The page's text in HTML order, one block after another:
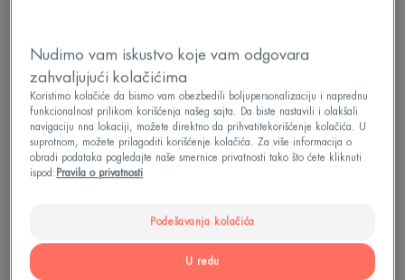
Krema za relipidaciju za veoma suvu kožu sklonu
svrabu. Takođe pogodna za osobe sklone
Protiv svraba - 0% konzervansa - Nekomedogeno
Nudimo vam iskustvo koje vam odgovara
zahvaljujući kolačićima
Koristimo kolačiće da bismo vam obezbedili boljupersonalizaciju i naprednu
funkcionalnost prilikom korišćenja našeg sajta. Da biste nastavili i olakšali
navigaciju nna lokaciji, možete direktno da prihvatitekorišćenje kolačića. U
suprotnom, možete prilagoditi korišćenje kolačića. Za više informacija o
obradi podataka pogledajte naše smernice privatnosti tako što ćete kliknuti
ispod: Pravila o privatnosti
Podešavanja kolačića
U redu